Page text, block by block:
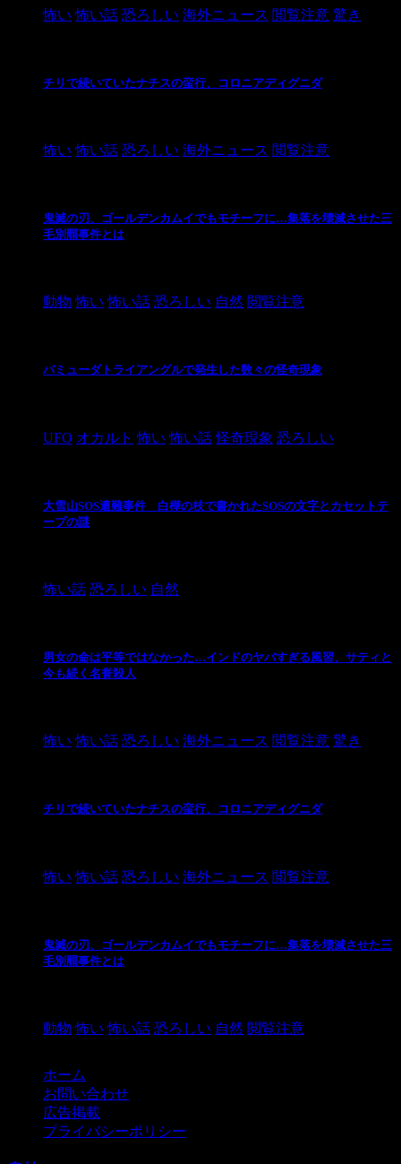
怖い 怖い話 恐ろしい 海外ニュース 閲覧注意 驚き
チリで続いていたナチスの蛮行、コロニアディグニダ
怖い 怖い話 恐ろしい 海外ニュース 閲覧注意
鬼滅の刃、ゴールデンカムイでもモチーフに…集落を壊滅させた三
毛別羆事件とは
動物 怖い 怖い話 恐ろしい 自然 閲覧注意
バミューダトライアングルで発生した数々の怪奇現象
UFO オカルト 怖い 怖い話 怪奇現象 恐ろしい
大雪山SOS遭難事件 白樺の枝で書かれたSOSの文字とカセットテ
ープの謎
怖い話 恐ろしい 自然
男女の命は平等ではなかった…インドのヤバすぎる風習、サティと
今も続く名誉殺人
怖い 怖い話 恐ろしい 海外ニュース 閲覧注意 驚き
チリで続いていたナチスの蛮行、コロニアディグニダ
怖い 怖い話 恐ろしい 海外ニュース 閲覧注意
鬼滅の刃、ゴールデンカムイでもモチーフに…集落を壊滅させた三
毛別羆事件とは
動物 怖い 怖い話 恐ろしい 自然 閲覧注意
ホーム
お問い合わせ
広告掲載
プライバシーポリシー